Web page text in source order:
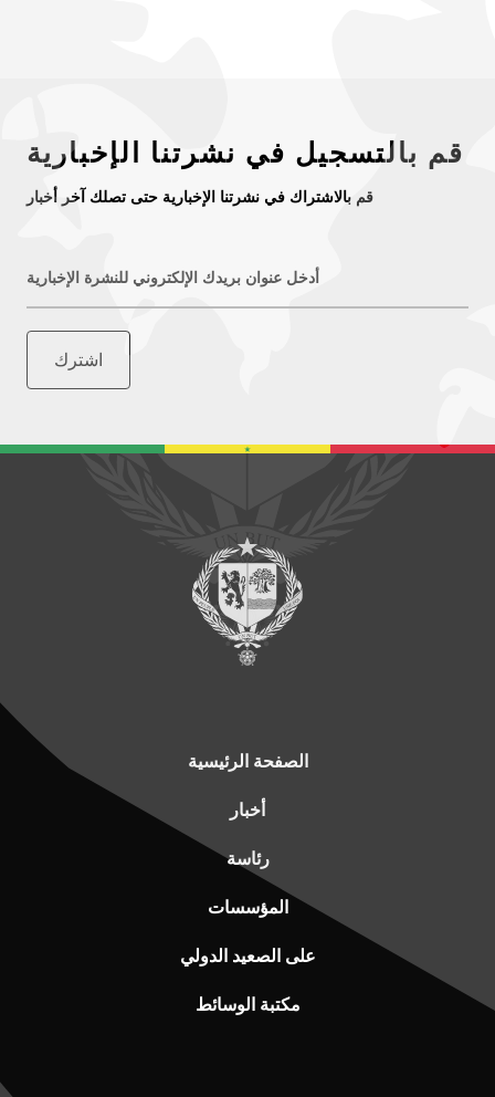
قم بالتسجيل في نشرتنا الإخبارية
قم بالاشتراك في نشرتنا الإخبارية حتى تصلك آخر أخبار
أدخل عنوان بريدك الإلكتروني للنشرة الإخبارية
اشترك
الصفحة الرئيسية
أخبار
رئاسة
المؤسسات
على الصعيد الدولي
مكتبة الوسائط